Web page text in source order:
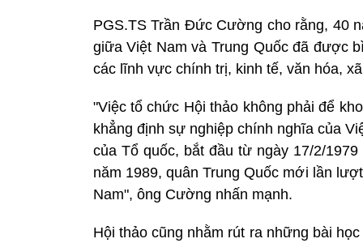
PGS.TS Trần Đức Cường cho rằng, 40
giữa Việt Nam và Trung Quốc đã được
các lĩnh vực chính trị, kinh tế, văn hóa,
"Việc tổ chức Hội thảo không phải để
khẳng định sự nghiệp chính nghĩa của
của Tổ quốc, bắt đầu từ ngày 17/2/
năm 1989, quân Trung Quốc mới lần
Nam", ông Cường nhấn mạnh.
Hội thảo cũng nhằm rút ra những bài